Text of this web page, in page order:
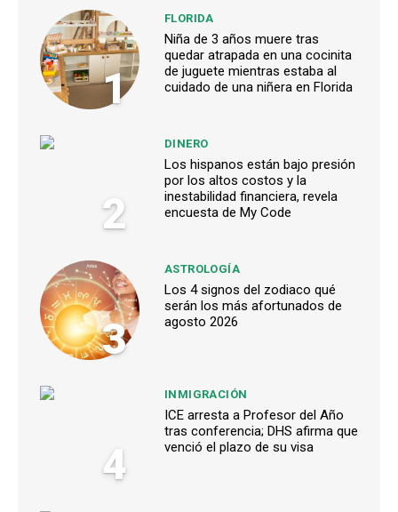
1
FLORIDA
Niña de 3 años muere tras
quedar atrapada en una cocinita
de juguete mientras estaba al
cuidado de una niñera en Florida
2
DINERO
Los hispanos están bajo presión
por los altos costos y la
inestabilidad financiera, revela
encuesta de My Code
3
ASTROLOGÍA
Los 4 signos del zodiaco qué
serán los más afortunados de
agosto 2026
4
INMIGRACIÓN
ICE arresta a Profesor del Año
tras conferencia; DHS afirma que
venció el plazo de su visa